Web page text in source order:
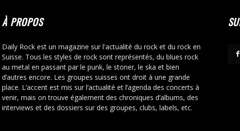
À PROPOS
Daily Rock est un magazine sur l'actualité du rock et du rock en
Suisse. Tous les styles de rock sont représentés, du blues rock
au metal en passant par le punk, le stoner, le ska et bien
d’autres encore. Les groupes suisses ont droit à une grande
place. L’accent est mis sur l’actualité et l’agenda des concerts à
venir, mais on trouve également des chroniques d’albums, des
interviews et des dossiers sur des groupes, clubs, labels, etc.